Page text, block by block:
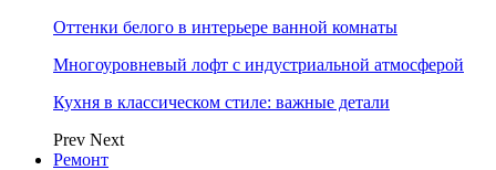
Оттенки белого в интерьере ванной комнаты
Многоуровневый лофт с индустриальной атмосферой
Кухня в классическом стиле: важные детали
Prev Next
Ремонт